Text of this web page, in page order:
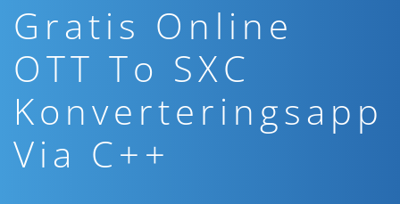
Gratis Online
OTT To SXC
Konverteringsapp
Via C++